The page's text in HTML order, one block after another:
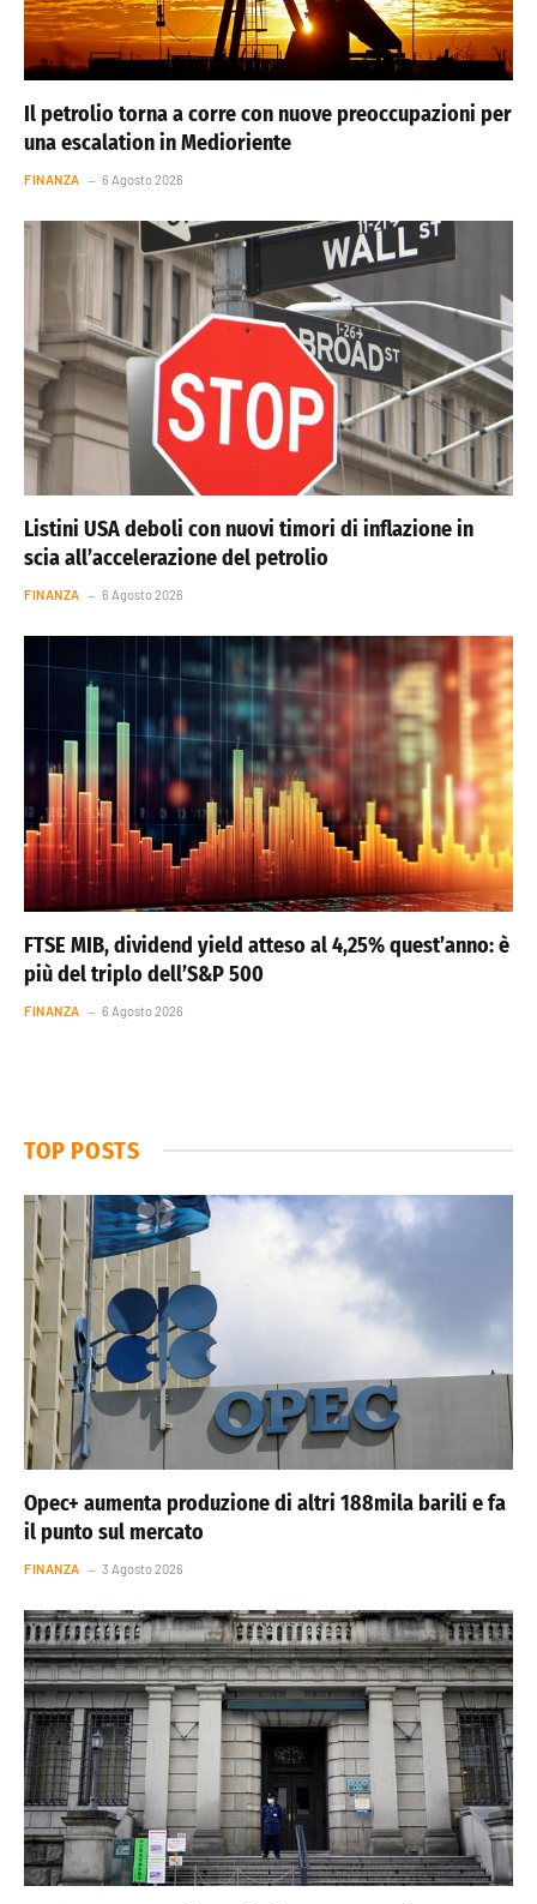
Il petrolio torna a corre con nuove preoccupazioni per
una escalation in Medioriente
FINANZA 6 Agosto 2026
Listini USA deboli con nuovi timori di inflazione in
scia all’accelerazione del petrolio
FINANZA 6 Agosto 2026
FTSE MIB, dividend yield atteso al 4,25% quest’anno: è
più del triplo dell’S&P 500
FINANZA 6 Agosto 2026
TOP POSTS
Opec+ aumenta produzione di altri 188mila barili e fa
il punto sul mercato
FINANZA 3 Agosto 2026